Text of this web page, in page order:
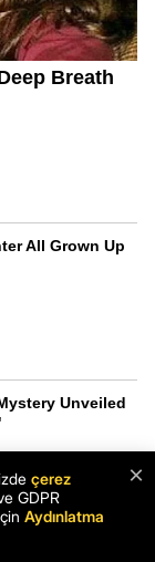
×
çerez
GDPR
Aydınlatma